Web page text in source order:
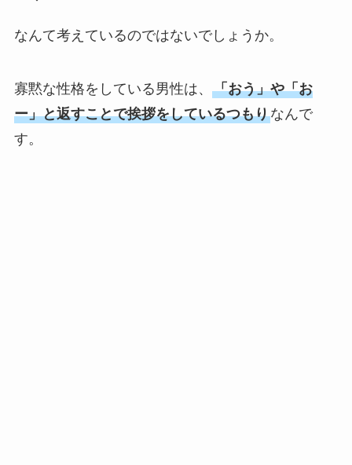
なんて考えているのではないでしょうか。
寡黙な性格をしている男性は、 「おう」や「お
ー」と返すことで挨拶をしているつもりなんで
す。